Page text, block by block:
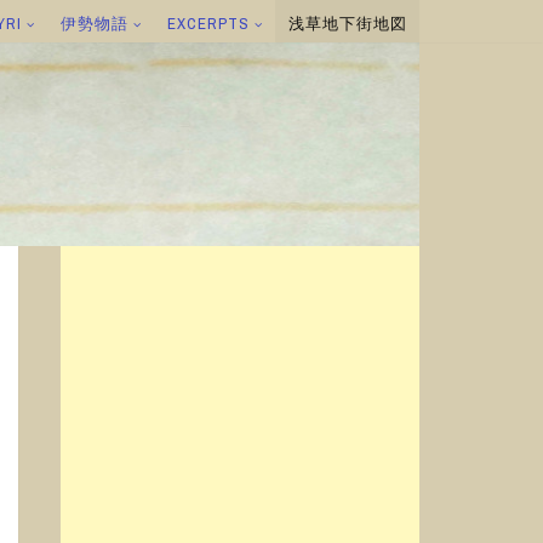
伊勢物語 EXCERPTS 浅草地下街地図